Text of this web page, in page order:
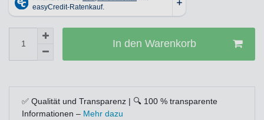
In den Warenkorb
✅ Qualität und Transparenz | 🔍 100 % transparente
Informationen – Mehr dazu